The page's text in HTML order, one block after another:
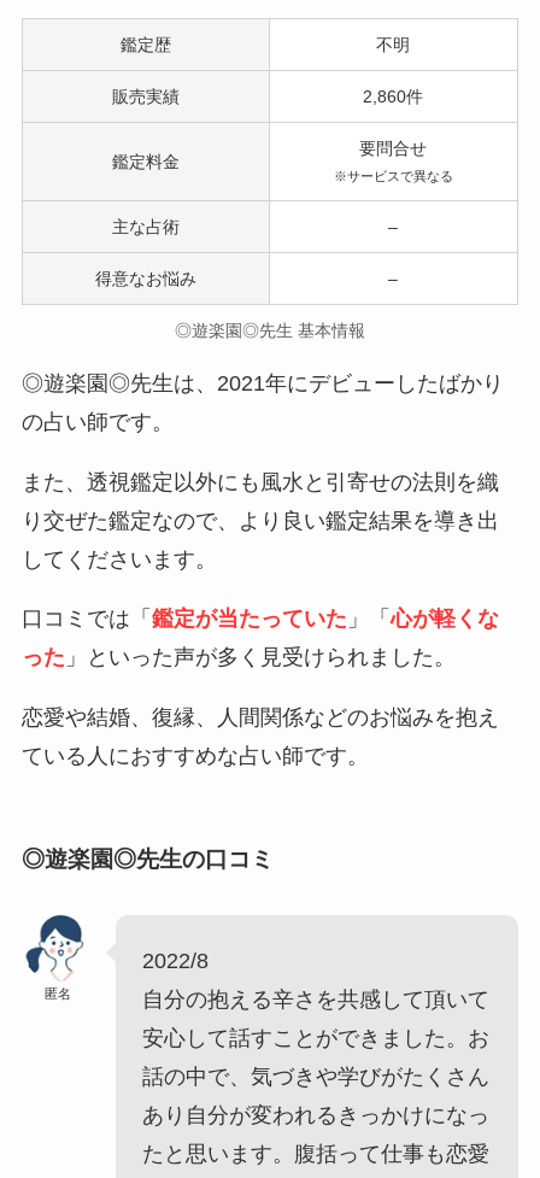
鑑定歴 不明
販売実績 2,860件
鑑定料金
要問合せ
※サービスで異なる
主な占術 –
得意なお悩み –
◎遊楽園◎先生 基本情報
◎遊楽園◎先生は、2021年にデビューしたばかり
の占い師です。
また、透視鑑定以外にも風水と引寄せの法則を織
り交ぜた鑑定なので、より良い鑑定結果を導き出
してくださいます。
口コミでは「 鑑定が当たっていた 」「心が軽くな
った 」といった声が多く見受けられました。
恋愛や結婚、復縁、人間関係などのお悩みを抱え
ている人におすすめな占い師です。
◎遊楽園◎先生の口コミ
匿名
2022/8
自分の抱える辛さを共感して頂いて
安心して話すことができました。お
話の中で、気づきや学びがたくさん
あり自分が変われるきっかけになっ
たと思います。腹括って仕事も恋愛